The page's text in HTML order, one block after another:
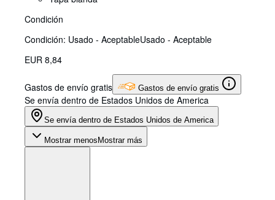
Condición
Condición: Usado - AceptableUsado - Aceptable
EUR 8,84
Gastos de envío gratis Gastos de envío gratis
Se envía dentro de Estados Unidos de America
Se envía dentro de Estados Unidos de America
Mostrar menos Mostrar más